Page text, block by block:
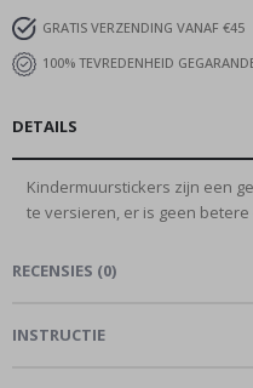
GRATIS VERZENDING VANAF €45
100% TEVREDENHEID
DETAILS
Kindermuurstickers zijn een
te versieren, er is geen betere
RECENSIES (0)
INSTRUCTIE